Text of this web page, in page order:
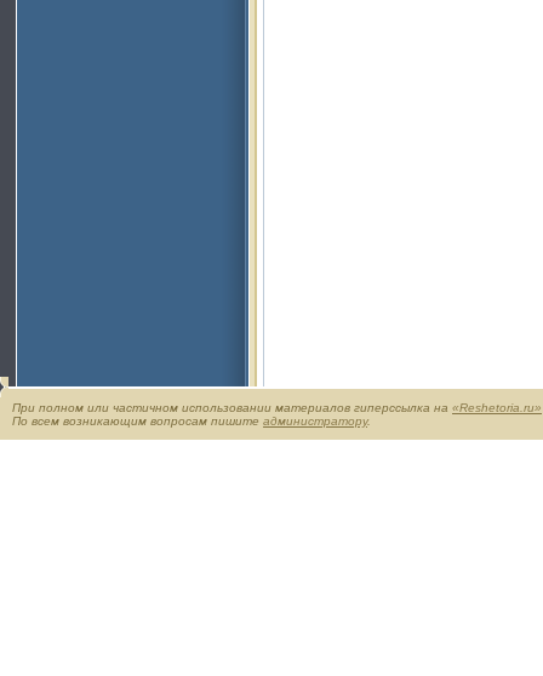
При полном или частичном использовании материалов гиперссылка на «Reshetoria.ru»
По всем возникающим вопросам пишите администратору.